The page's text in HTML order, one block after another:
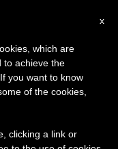
x
which are
to achieve the
you want to know
of the cookies,
clicking a link or